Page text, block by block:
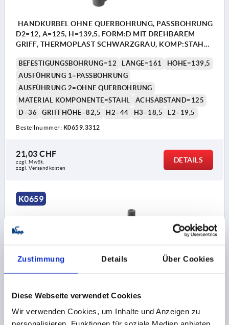
Zustimmung Details Über Cookies
Diese Webseite verwendet Cookies
Wir verwenden Cookies, um Inhalte und Anzeigen zu
HANDKURBEL OHNE QUERBOHRUNG, PASSBOHRUNG
D2=12, A=125, H=139,5, FORM:D MIT DREHBAREM
GRIFF, THERMOPLAST SCHWARZGRAU, KOMP:STAHL
BEFESTIGUNGSBOHRUNG=12 LÄNGE=161
HÖHE=139,5
AUSFÜHRUNG 1=PASSBOHRUNG
AUSFÜHRUNG 2=OHNE QUERBOHRUNG
MATERIAL KOMPONENTE=STAHL
ACHSABSTAND=125
D=36
GRIFFHÖHE=82,5 H2=44 H3=18,5 L2=19,5
Bestellnummer: K0659.3312
21,03 CHF
zzgl. MwSt.
zzgl. Versandkosten
DETAILS
K0659
D2=14, A=125, H=139,5, FORM:D MIT DREHBAREM
BRÜNIERT